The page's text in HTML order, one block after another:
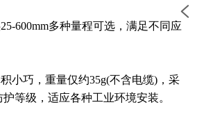
600mm多种量程可选，满足不同应
小巧，重量仅约35g(不含电缆)，采
等级，适应各种工业环境安装。